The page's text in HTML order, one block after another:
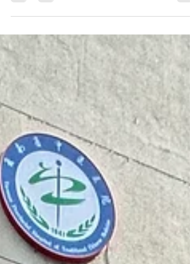
何度も挑戦して楽しそうでした そうそう・・・
り回しながら家でも踊っていました ひ１日と成
している孫を見てとても嬉しくなりました